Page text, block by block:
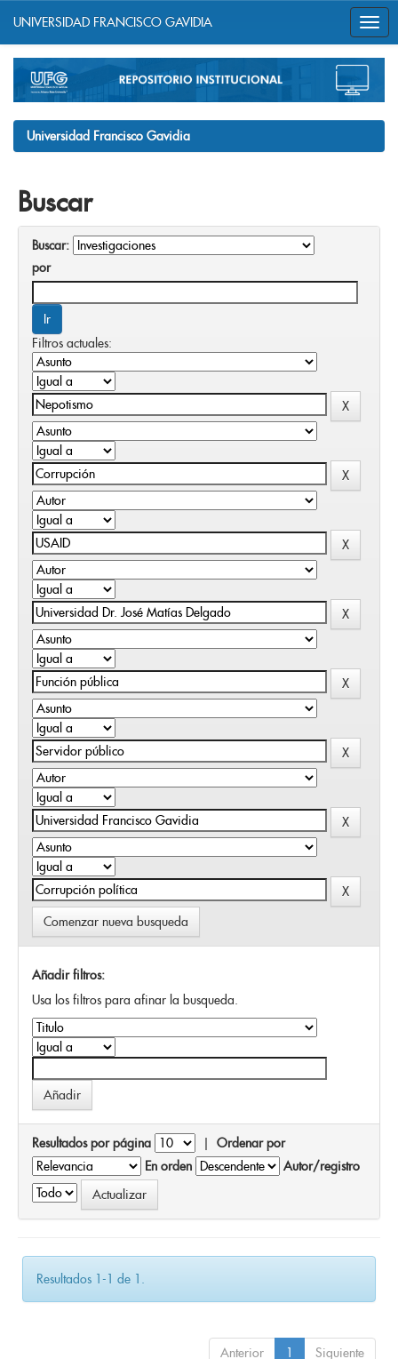
navigation
UNIVERSIDAD FRANCISCO GAVIDIA
Universidad Francisco Gavidia
Buscar
Buscar:
por
Filtros actuales:
Comenzar nueva busqueda
Añadir filtros:
Usa los filtros para afinar la busqueda.
Resultados por página | Ordenar por
En orden
Autor/registro
Resultados 1-1 de 1.
Anterior 1 Siguiente